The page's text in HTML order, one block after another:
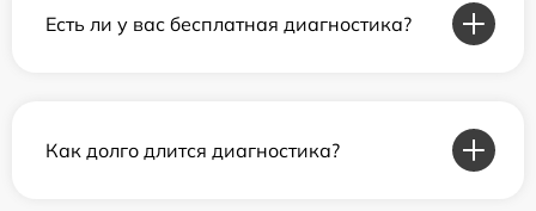
Есть ли у вас бесплатная диагностика?
Как долго длится диагностика?